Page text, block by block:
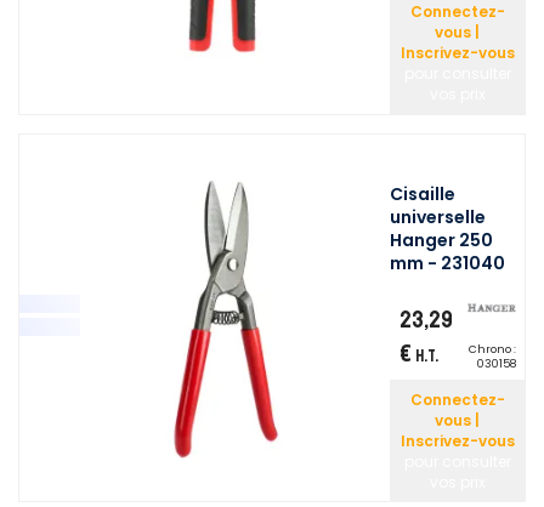
Connectez-
vous |
Inscrivez-vous
Cisaille
universelle
Hanger 250
mm - 231040
23,29
€ H.T.
Chrono :
030158
Connectez-
vous |
Inscrivez-vous